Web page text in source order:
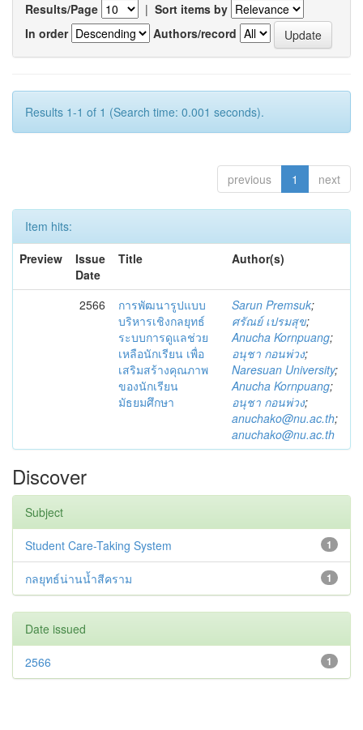
Results/Page | Sort items by
In order
Authors/record
Results 1-1 of 1 (Search time: 0.001 seconds).
previous 1 next
Item hits:
Preview
Issue
Date
Title Author(s)
2566
การพัฒนารูปแบบ
บริหารเชิงกลยุทธ์
ระบบการดูแลช่วย
เหลือนักเรียน เพื่อ
เสริมสร้างคุณภาพ
ของนักเรียน
มัธยมศึกษา
Sarun Premsuk;
ศรัณย์ เปรมสุข;
Anucha Kornpuang;
อนุชา กอนพ่วง;
Naresuan University;
Anucha Kornpuang;
อนุชา กอนพ่วง;
anuchako@nu.ac.th;
anuchako@nu.ac.th
Discover
Subject
1
Student Care-Taking System
1
กลยุทธ์น่านน้ำสีคราม
Date issued
1
2566